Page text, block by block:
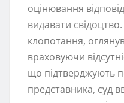
оцінювання
видавати
клопотання,
враховуючи
що підтверджують
представника, суд